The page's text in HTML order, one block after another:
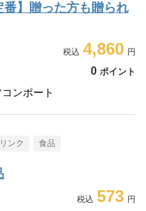
番】贈った方も贈られ
4,860
0 ポイント
ンポート
ンク 食品
573